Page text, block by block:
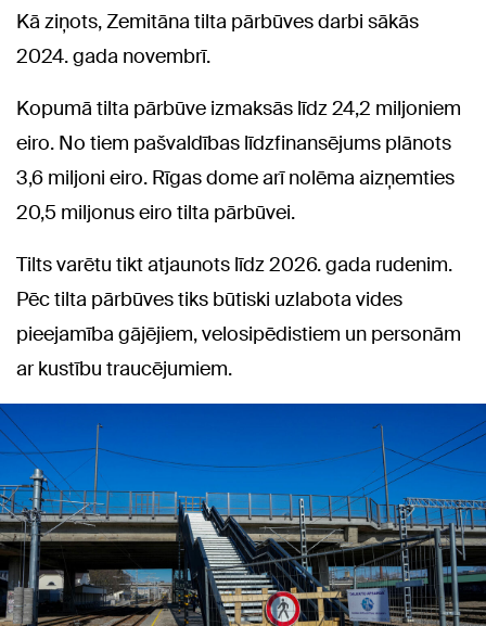
Kā ziņots, Zemitāna tilta pārbūves darbi sākās
2024. gada novembrī.
Kopumā tilta pārbūve izmaksās līdz 24,2 miljoniem
eiro. No tiem pašvaldības līdzfinansējums plānots
3,6 miljoni eiro. Rīgas dome arī nolēma aizņemties
20,5 miljonus eiro tilta pārbūvei.
Tilts varētu tikt atjaunots līdz 2026. gada rudenim.
Pēc tilta pārbūves tiks būtiski uzlabota vides
pieejamība gājējiem, velosipēdistiem un personām
ar kustību traucējumiem.